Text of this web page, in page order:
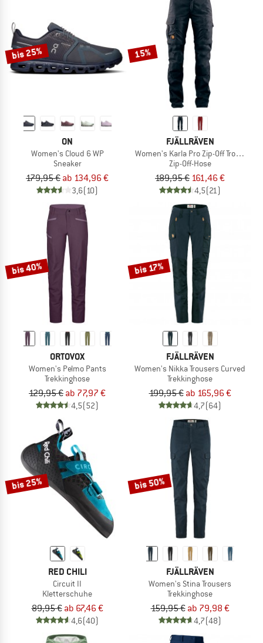
bis 25%
ON
Women's Cloud 6 WP
Sneaker
179,95 € ab 134,96 €
3,6(10)
15%
FJÄLLRÄVEN
Women's Karla Pro Zip-Off Trousers
Zip-Off-Hose
189,95 € 161,46 €
4,5(21)
bis 40%
ORTOVOX
Women's Pelmo Pants
Trekkinghose
129,95 € ab 77,97 €
4,5(52)
bis 17%
FJÄLLRÄVEN
Women's Nikka Trousers Curved
Trekkinghose
199,95 € ab 165,96 €
4,7(64)
bis 25%
RED CHILI
Circuit II
Kletterschuhe
89,95 € ab 67,46 €
4,6(40)
bis 50%
FJÄLLRÄVEN
Women's Stina Trousers
Trekkinghose
159,95 € ab 79,98 €
4,7(48)